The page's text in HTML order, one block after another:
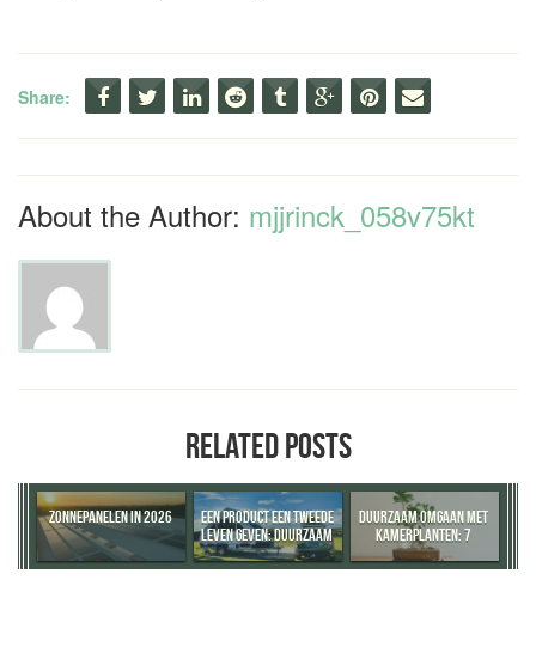
Share:
About the Author: mjjrinck_058v75kt
RELATED POSTS
ZONNEPANELEN IN 2026
EEN PRODUCT EEN TWEEDE
LEVEN GEVEN: DUURZAAM
DENKEN BEGINT BIJ
DOORVERKOPEN
DUURZAAM OMGAAN MET
KAMERPLANTEN: 7
PRAKTISCHE TIPS